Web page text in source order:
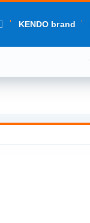
KENDO brand